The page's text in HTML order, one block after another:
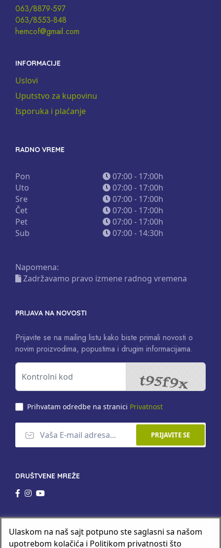
063/8879-597
063/8553-848
hemcof@gmail.com
INFORMACIJE
Uslovi
Uputstvo za kupovinu
Isporuka i plaćanje
RADNO VREME
Pon
07:00 - 17:00h
Uto
07:00 - 17:00h
Sre
07:00 - 17:00h
Čet
07:00 - 17:00h
Pet
07:00 - 17:00h
Sub
07:00 - 14:30h
Napomena:
Zadržavamo pravo izmene radnog vremena
PRIJAVA NA NOVOSTI
Prijavite se na mailing listu kako biste primali novosti o
novim proizvodima, popustima i drugim informacijama.
Prihvatam odredbe na stranici Privatnost
PRIJAVITE SE
DRUŠTVENE MREŽE
Ulaskom na naš sajt potpuno ste saglasni sa našom
upotrebom kolačića i Politikom privatnosti što